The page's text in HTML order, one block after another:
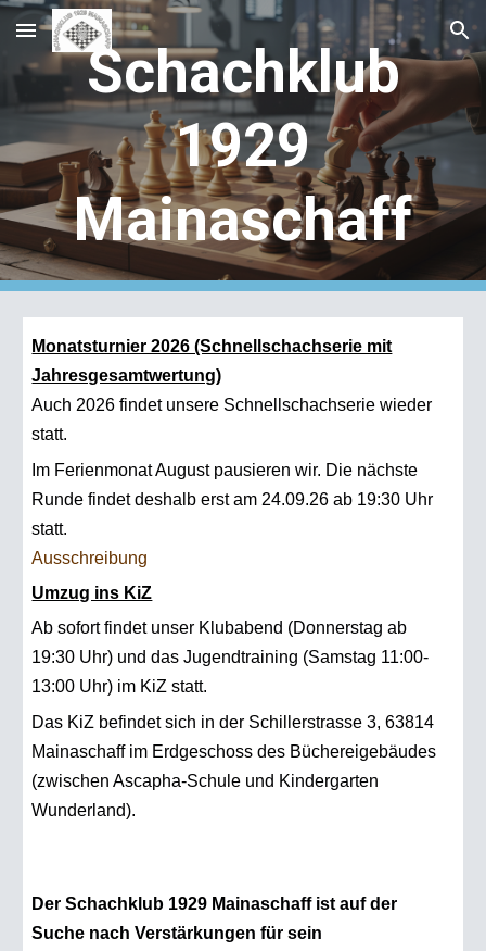
Skip to main content Skip to navigation
Schachklub
1929
Mainaschaff
Monatsturnier 2026 (Schnellschachserie mit
Jahresgesamtwertung)
Auch 2026 findet unsere Schnellschachserie wieder
statt.
Im Ferienmonat August pausieren wir. Die nächste
Runde findet deshalb erst am 24.09.26 ab 19:30 Uhr
statt.
Ausschreibung
Umzug ins KiZ
Ab sofort findet unser Klubabend (Donnerstag ab
19:30 Uhr) und das Jugendtraining (Samstag 11:00-
13:00 Uhr) im KiZ statt.
Das KiZ befindet sich in der Schillerstrasse 3, 63814
Mainaschaff im Erdgeschoss des Büchereigebäudes
(zwischen Ascapha-Schule und Kindergarten
Wunderland).
Der Schachklub 1929 Mainaschaff ist auf der
Suche nach Verstärkungen für sein